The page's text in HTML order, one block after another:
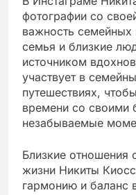
фотографии со
важность семейных
семья и близкие
источником
участвует в
путешествиях,
времени со своими
незабываемые
Близкие отношения
жизни Никиты
гармонию и баланс